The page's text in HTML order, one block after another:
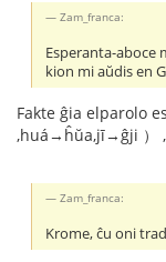
Zam_franca:
Esperanta-aboce
kion mi aŭdis en
Fakte ĝia elparolo
,huá→ĥŭa,jī→ĝji ）
Zam_franca:
Krome, ĉu oni